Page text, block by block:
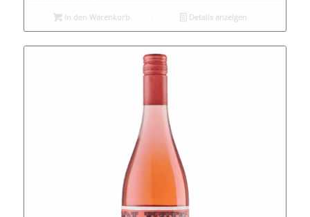
In den Warenkorb Details anzeigen